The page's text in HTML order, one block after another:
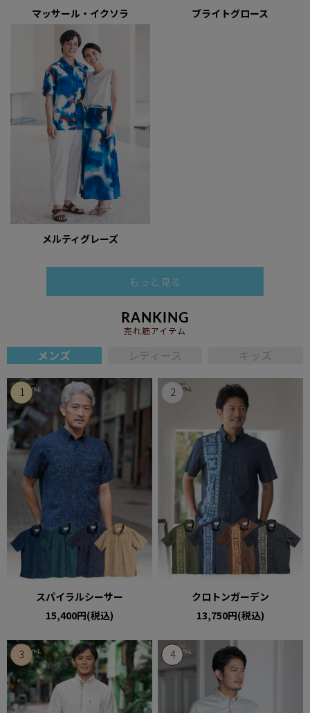
マッサール・イクソラ ブライトグロース
メルティグレーズ
もっと見る
RANKING
売れ筋アイテム
メンズ レディース キッズ
スパイラルシーサー
15,400円(税込)
クロトンガーデン
13,750円(税込)